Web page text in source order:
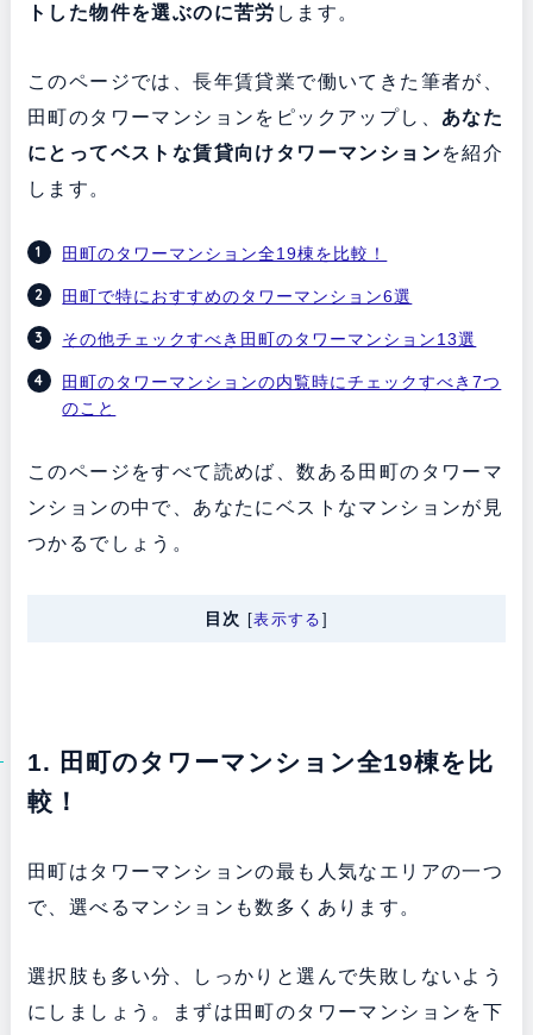
トした物件を選ぶのに苦労 します。
このページでは、長年賃貸業で働いてきた筆者が、
田町のタワーマンションをピックアップし、 あなた
にとってベストな賃貸向けタワーマンションを紹介
します。
田町のタワーマンション全19棟を比較！
田町で特におすすめのタワーマンション6選
その他チェックすべき田町のタワーマンション13選
田町のタワーマンションの内覧時にチェックすべき7つ
のこと
このページをすべて読めば、数ある田町のタワーマ
ンションの中で、あなたにベストなマンションが見
つかるでしょう。
目次 [表示する ]
1. 田町のタワーマンション全19棟を比
較！
田町はタワーマンションの最も人気なエリアの一つ
で、選べるマンションも数多くあります。
選択肢も多い分、しっかりと選んで失敗しないよう
にしましょう。まずは田町のタワーマンションを下